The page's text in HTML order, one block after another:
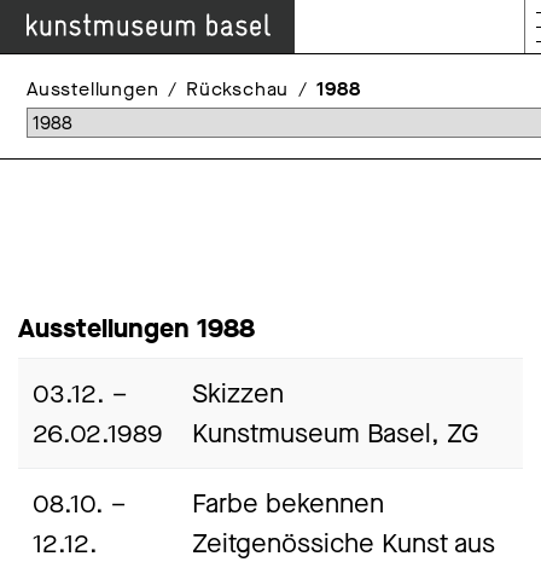
Ausstellungen Rückschau 1988
Ausstellungen 1988
03.12. –
26.02.1989
Skizzen
Kunstmuseum Basel, ZG
08.10. –
12.12.
Farbe bekennen
Zeitgenössiche Kunst aus